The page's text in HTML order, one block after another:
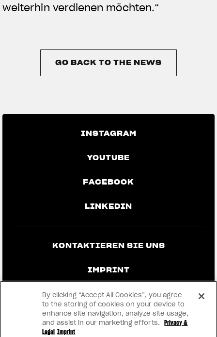
weiterhin verdienen möchten.“
GO BACK TO THE NEWS
INSTAGRAM
YOUTUBE
FACEBOOK
LINKEDIN
KONTAKTIEREN SIE UNS
IMPRINT
DATENSCHUTZ UND RECHTLICHE
HINWEISE
WERDEN SIE HÄNDLER
By clicking “Accept All Cookies”, you agree
to the storing of cookies on your device to
enhance site navigation, analyze site usage,
and assist in our marketing efforts.
Privacy &
Legal Imprint